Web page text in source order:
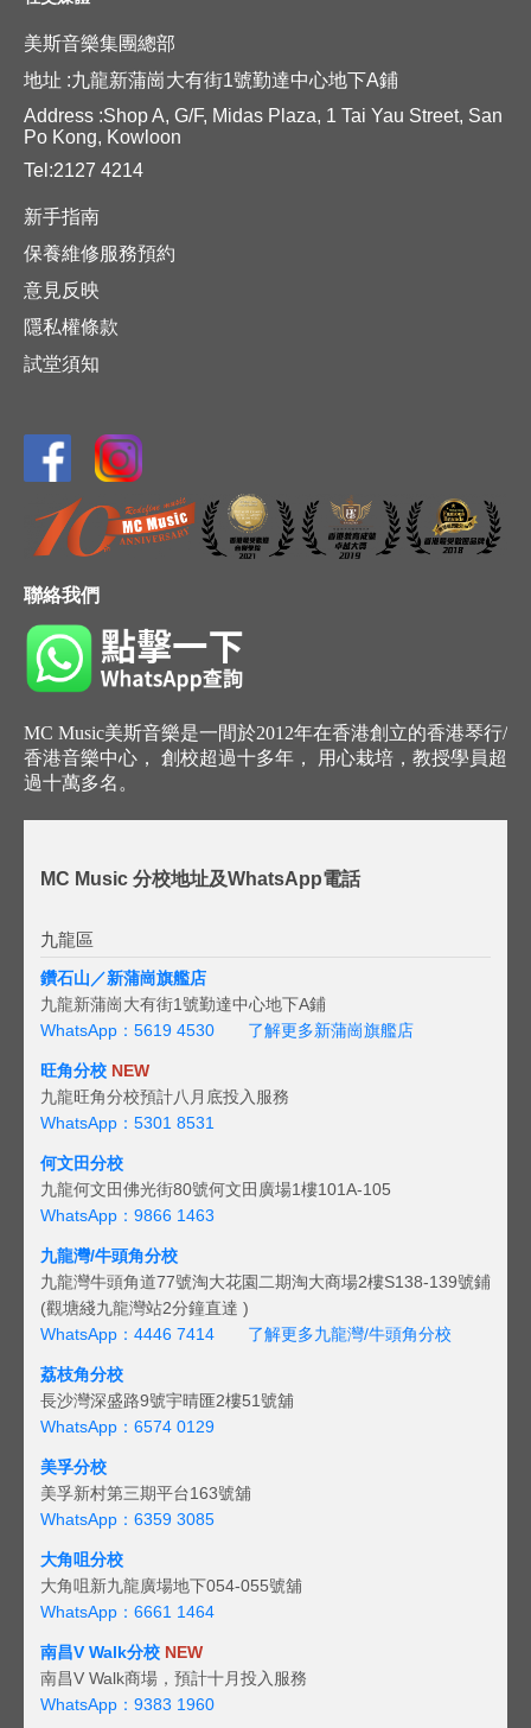
美斯音樂集團總部
地址 :九龍新蒲崗大有街1號勤達中心地下A鋪
Address :Shop A, G/F, Midas Plaza, 1 Tai Yau Street, San
Po Kong, Kowloon
Tel:2127 4214
新手指南
保養維修服務預約
意見反映
隱私權條款
試堂須知
聯絡我們
MC Music美斯音樂是一間於2012年在香港創立的香港琴行/
香港音樂中心， 創校超過十多年， 用心栽培，教授學員超
過十萬多名。
MC Music 分校地址及WhatsApp電話
九龍區
鑽石山／新蒲崗旗艦店
九龍新蒲崗大有街1號勤達中心地下A鋪
WhatsApp：5619 4530
了解更多新蒲崗旗艦店
旺角分校 NEW
九龍旺角分校預計八月底投入服務
WhatsApp：5301 8531
何文田分校
九龍何文田佛光街80號何文田廣場1樓101A-105
WhatsApp：9866 1463
九龍灣/牛頭角分校
九龍灣牛頭角道77號淘大花園二期淘大商場2樓S138-139號鋪
(觀塘綫九龍灣站2分鐘直達 )
WhatsApp：4446 7414
了解更多九龍灣/牛頭角分校
荔枝角分校
長沙灣深盛路9號宇晴匯2樓51號舖
WhatsApp：6574 0129
美孚分校
美孚新村第三期平台163號舖
WhatsApp：6359 3085
大角咀分校
大角咀新九龍廣場地下054-055號舖
WhatsApp：6661 1464
南昌V Walk分校 NEW
南昌V Walk商場，預計十月投入服務
WhatsApp：9383 1960